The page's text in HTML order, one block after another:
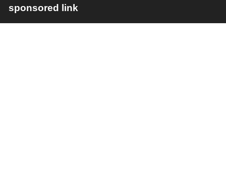
sponsored link